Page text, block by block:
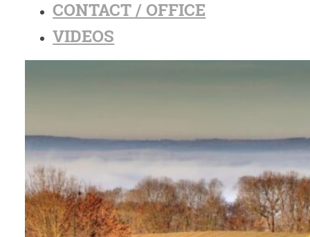
CONTACT / OFFICE
VIDEOS